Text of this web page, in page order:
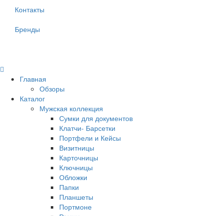
Контакты
Бренды
Главная
Обзоры
Каталог
Мужская коллекция
Сумки для документов
Клатчи- Барсетки
Портфели и Кейсы
Визитницы
Карточницы
Ключницы
Обложки
Папки
Планшеты
Портмоне